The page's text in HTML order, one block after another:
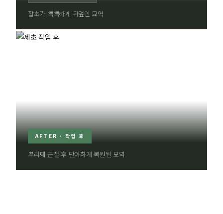
잡초가 빽빽하게 뒤덮인 묘역
AFTER · 작업 후
뿌리째 근절 후 단아하게 복원된 묘역